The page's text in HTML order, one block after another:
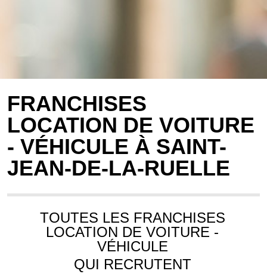
FRANCHISES
LOCATION DE VOITURE
- VÉHICULE À SAINT-
JEAN-DE-LA-RUELLE
TOUTES LES FRANCHISES
LOCATION DE VOITURE -
VÉHICULE
QUI RECRUTENT